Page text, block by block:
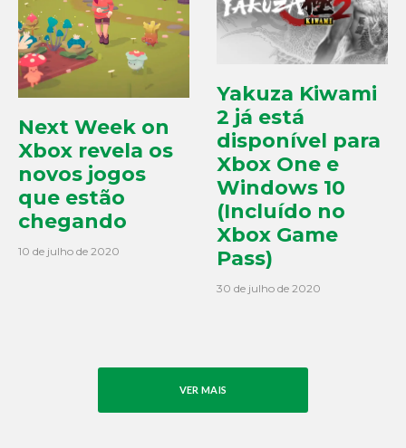
Next Week on
Xbox revela os
novos jogos
que estão
chegando
10 de julho de 2020
Yakuza Kiwami
2 já está
disponível para
Xbox One e
Windows 10
(Incluído no
Xbox Game
Pass)
30 de julho de 2020
VER MAIS